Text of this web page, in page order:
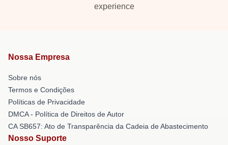
experience
Nossa Empresa
Sobre nós
Termos e Condições
Políticas de Privacidade
DMCA - Política de Direitos de Autor
CA SB657: Ato de Transparência da Cadeia de Abastecimento
Nosso Suporte